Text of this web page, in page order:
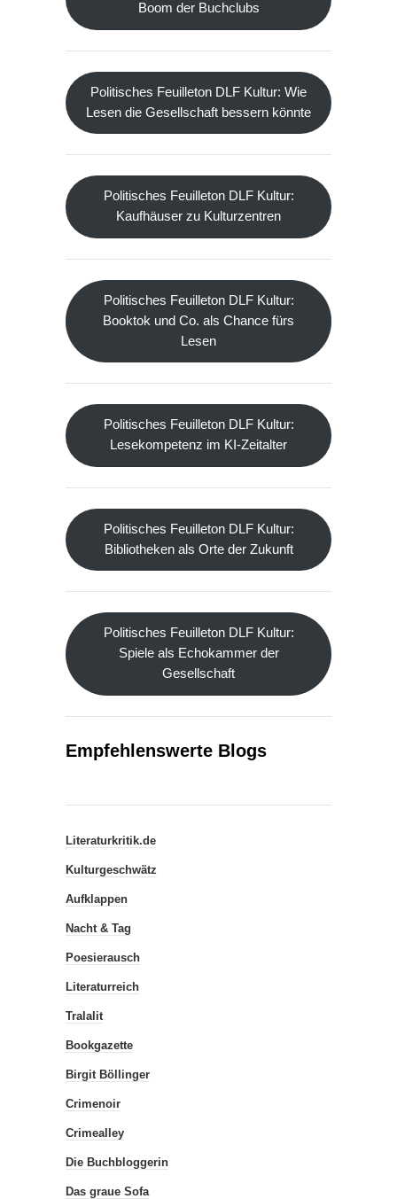
Boom der Buchclubs
Politisches Feuilleton DLF Kultur: Wie
Lesen die Gesellschaft bessern könnte
Politisches Feuilleton DLF Kultur:
Kaufhäuser zu Kulturzentren
Politisches Feuilleton DLF Kultur:
Booktok und Co. als Chance fürs
Lesen
Politisches Feuilleton DLF Kultur:
Lesekompetenz im KI-Zeitalter
Politisches Feuilleton DLF Kultur:
Bibliotheken als Orte der Zukunft
Politisches Feuilleton DLF Kultur:
Spiele als Echokammer der
Gesellschaft
Empfehlenswerte Blogs
Literaturkritik.de
Kulturgeschwätz
Aufklappen
Nacht & Tag
Poesierausch
Literaturreich
Tralalit
Bookgazette
Birgit Böllinger
Crimenoir
Crimealley
Die Buchbloggerin
Das graue Sofa